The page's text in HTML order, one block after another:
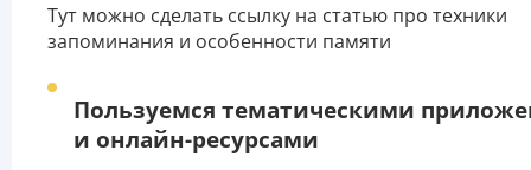
Тут можно сделать ссылку на статью про техники
запоминания и особенности памяти
Пользуемся тематическими
и онлайн-ресурсами